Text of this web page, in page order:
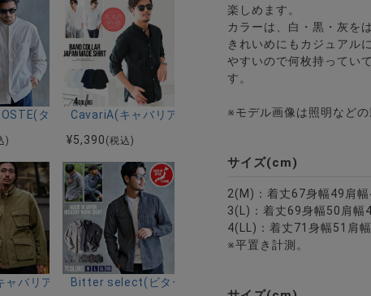
ボタンダウン長袖シャツ/全10色
日本製ブロードホリゾンタルカラー長袖シャツ/全10色
タンブルポステ)テクスチャーバンドカラー長袖シャツ/全4色
)
CavariA(キャバリア)日本製バンドカラー7分袖シャツ/
¥5,390 (税込)
/全7色
ドットデュエ長袖ボタンシャツ/全2色
ャバリア)スタンドファティーグブルゾン 長袖/全3色
Bitter select(ビターセレクト)日本製ヒッコリーワーク
楽しめます。
カラーは、白・黒・灰を
きれいめにもカジュアル
やすいので何枚持ってい
す。
※モデル画像は照明など
サイズ(cm)
2(M)：着丈67身幅49肩
3(L)：着丈69身幅50肩幅
4(LL)：着丈71身幅51肩
※平置き計測。